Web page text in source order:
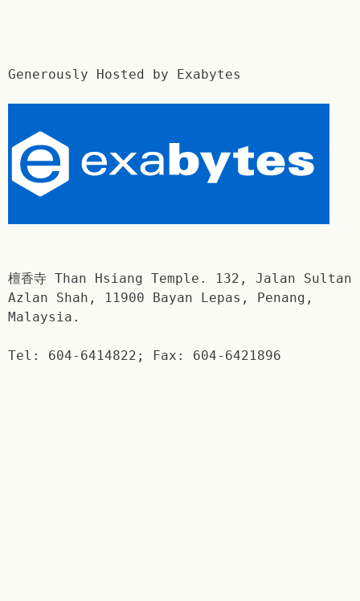
Generously Hosted by Exabytes
檀香寺 Than Hsiang Temple. 132, Jalan Sultan
Azlan Shah, 11900 Bayan Lepas, Penang,
Malaysia.
Tel: 604-6414822; Fax: 604-6421896